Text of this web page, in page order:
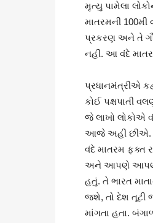
મૃત્યુ પામેલા
માતરમની
પ્રકરણ અને તે
નહીં. આ વંદે
પ્રધાનમંત્રીએ
કોઈ પક્ષપાતી
જે લાખો લોકોએ
આજે અહીં છીએ.
વંદે માતરમ ફક્ત
અને આપણે આપણા
હતું. તે ભારત
જશે, તો દેશ તૂટી
માંગતા હતા.